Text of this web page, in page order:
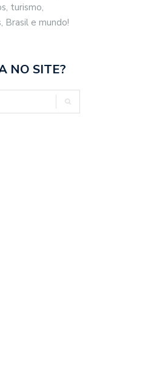
turismo,
Brasil e mundo!
NO SITE?